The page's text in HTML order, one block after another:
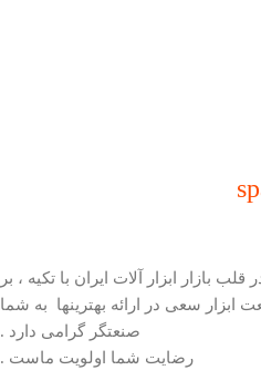
بازار ابزار آلات ایران با تکیه ، بر
سعی در ارائه بهترینها به شما
صنعتگر گرامی دارد .
رضایت شما اولویت ماست .